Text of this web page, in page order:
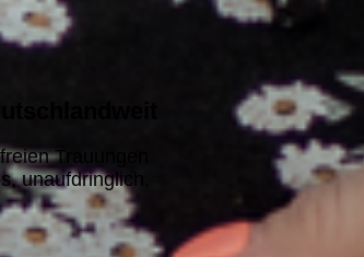
Trauungen
unaufdringlich.